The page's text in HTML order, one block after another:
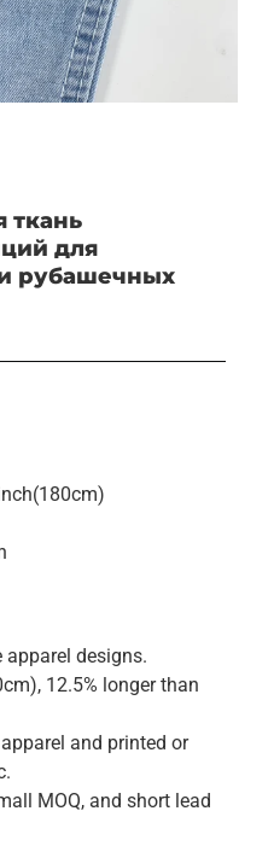
ткань
для
рубашечных
apparel designs.
12.5% longer than
and printed or
MOQ, and short lead